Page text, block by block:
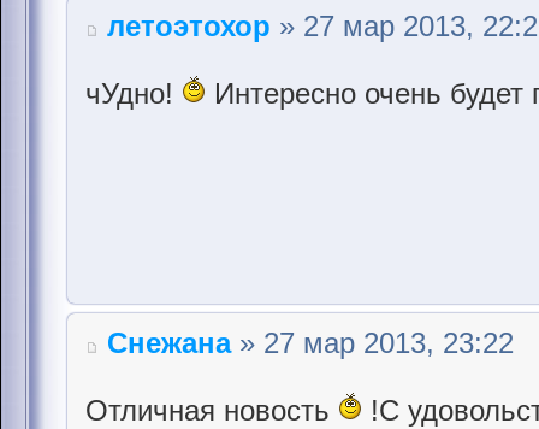
летоэтохор » 27 мар 2013,
чУдно! Интересно очень
Снежана» 27 мар 2013, 23:22
Отличная новость !С